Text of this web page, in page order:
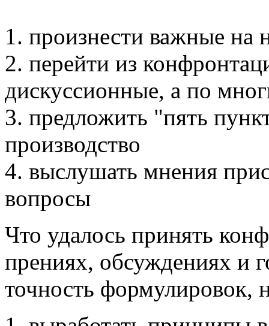
1. произнести важные на
2. перейти из
дискуссионные, а по
3. предложить "пять
производство
4. выслушать мнения
вопросы
Что удалось принять
прениях, обсуждениях и
точность формулировок,